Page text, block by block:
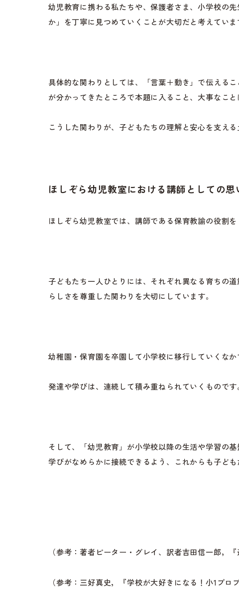
幼児教育に携わる私たちや、保護者さま、小学校の
か」を丁寧に見つめていくことが大切だと考えていま
具体的な関わりとしては、「言葉＋動き」で伝える
が分かってきたところで本題に入ること、大事なこ
こうした関わりが、子どもたちの理解と安心を支える
ほしぞら幼児教室における講師としての思
ほしぞら幼児教室では、講師である保育教諭の役割
子どもたち一人ひとりには、それぞれ異なる育ちの
らしさを尊重した関わりを大切にしています。
幼稚園・保育園を卒園して小学校に移行していくな
発達や学びは、連続して積み重ねられていくもので
そして、「幼児教育」が小学校以降の生活や学習の
学びがなめらかに接続できるよう、これからも子ど
（参考：著者ピーター・グレイ、訳者吉田信一郎，
（参考：三好真史，『学校が大好きになる！小1プロ